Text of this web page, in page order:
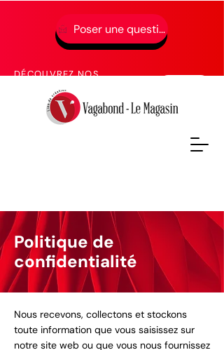
01 49 65 49 52
DÉCOUVREZ NOS
Poser une question
Politique de
confidentialité
Nous recevons, collectons et stockons
toute information que vous saisissez sur
notre site web ou que vous nous fournissez